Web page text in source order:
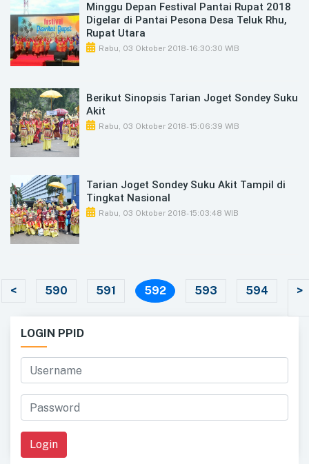
Minggu Depan Festival Pantai Rupat 2018
Digelar di Pantai Pesona Desa Teluk Rhu,
Rupat Utara
Rabu, 03 Oktober 2018- 16:30:30 WIB
Berikut Sinopsis Tarian Joget Sondey Suku
Akit
Rabu, 03 Oktober 2018- 15:06:39 WIB
Tarian Joget Sondey Suku Akit Tampil di
Tingkat Nasional
Rabu, 03 Oktober 2018- 15:03:48 WIB
< 590 591 592(current)
593 594 >
LOGIN PPID
Login